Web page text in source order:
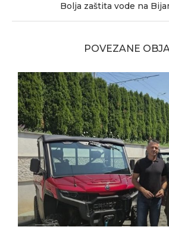
Bolja zaštita vode na
POVEZANE